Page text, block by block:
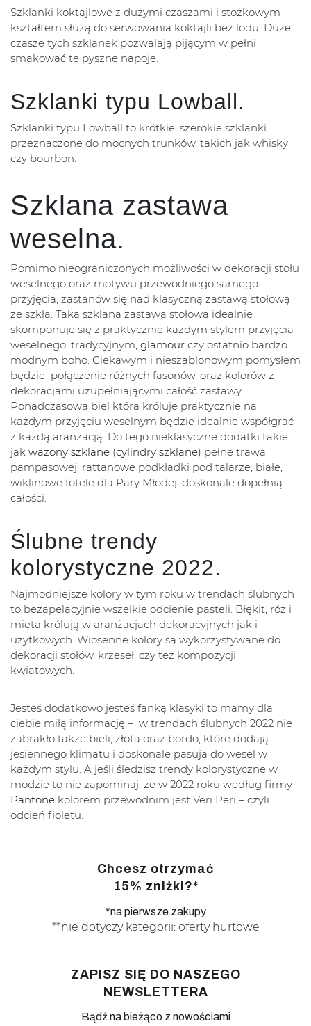
Szklanki koktajlowe z dużymi czaszami i stożkowym
kształtem służą do serwowania koktajli bez lodu. Duże
czasze tych szklanek pozwalają pijącym w pełni
smakować te pyszne napoje.
Szklanki typu Lowball.
Szklanki typu Lowball to krótkie, szerokie szklanki
przeznaczone do mocnych trunków, takich jak whisky
czy bourbon.
Szklana zastawa
weselna.
Pomimo nieograniczonych możliwości w dekoracji stołu
weselnego oraz motywu przewodniego samego
przyjęcia, zastanów się nad klasyczną zastawą stołową
ze szkła. Taka szklana zastawa stołowa idealnie
skomponuje się z praktycznie każdym stylem przyjęcia
weselnego: tradycyjnym, glamour czy ostatnio bardzo
modnym boho. Ciekawym i nieszablonowym pomysłem
będzie połączenie różnych fasonów, oraz kolorów z
dekoracjami uzupełniającymi całość zastawy.
Ponadczasowa biel która króluje praktycznie na
każdym przyjęciu weselnym będzie idealnie współgrać
z każdą aranżacją. Do tego nieklasyczne dodatki takie
jak wazony szklane (cylindry szklane) pełne trawa
pampasowej, rattanowe podkładki pod talarze, białe,
wiklinowe fotele dla Pary Młodej, doskonale dopełnią
całości.
Ślubne trendy
kolorystyczne 2022.
Najmodniejsze kolory w tym roku w trendach ślubnych
to bezapelacyjnie wszelkie odcienie pasteli. Błękit, róż i
mięta królują w aranżacjach dekoracyjnych jak i
użytkowych. Wiosenne kolory są wykorzystywane do
dekoracji stołów, krzeseł, czy też kompozycji
kwiatowych.
Jesteś dodatkowo jesteś fanką klasyki to mamy dla
ciebie miłą informację – w trendach ślubnych 2022 nie
zabrakło także bieli, złota oraz bordo, które dodają
jesiennego klimatu i doskonale pasują do wesel w
każdym stylu. A jeśli śledzisz trendy kolorystyczne w
modzie to nie zapominaj, że w 2022 roku według firmy
Pantone kolorem przewodnim jest Veri Peri – czyli
odcień fioletu.
Chcesz otrzymać
15% zniżki?*
*na pierwsze zakupy
**nie dotyczy kategorii: oferty hurtowe
ZAPISZ SIĘ DO NASZEGO
NEWSLETTERA
Bądź na bieżąco z nowościami